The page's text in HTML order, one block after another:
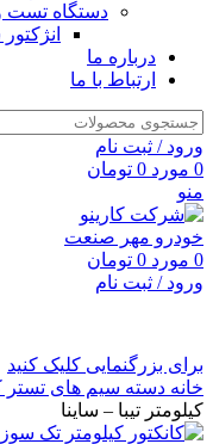
دستگاه تست
درباره ما
ارتباط با ما
ورود / ثبت نام
0 مورد 0 تومان
منو
0 مورد 0 تومان
ورود / ثبت نام
برای بزرگنمایی کلیک کنید
خانه دسته سیم های تستر
کیلومتر تیبا – ساینا